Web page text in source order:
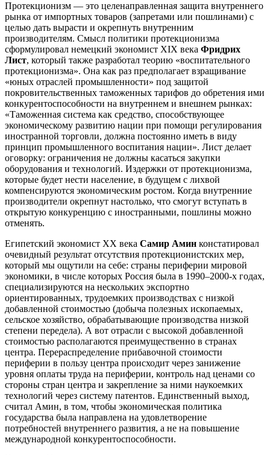
Протекционизм — это целенаправленная защита внутреннего
рынка от импортных товаров (запретами или пошлинами) с
целью дать вырасти и окрепнуть внутренним
производителям. Смысл политики протекционизма
сформулировал немецкий экономист XIX века Фридрих
Лист, который также разработал теорию «воспитательного
протекционизма». Она как раз предполагает взращивание
«юных отраслей промышленности» под защитой
покровительственных таможенных тарифов до обретения ими
конкурентоспособности на внутреннем и внешнем рынках:
«Таможенная система как средство, способствующее
экономическому развитию нации при помощи регулирования
иностранной торговли, должна постоянно иметь в виду
принцип промышленного воспитания нации». Лист делает
оговорку: ограничения не должны касаться закупки
оборудования и технологий. Издержки от протекционизма,
которые будет нести население, в будущем с лихвой
компенсируются экономическим ростом. Когда внутренние
производители окрепнут настолько, что смогут вступать в
открытую конкуренцию с иностранными, пошлины можно
отменять.
Египетский экономист XX века Самир Амин констатировал
очевидный результат отсутствия протекционистских мер,
который мы ощутили на себе: страны периферии мировой
экономики, в числе которых Россия была в 1990–2000-х годах,
специализируются на нескольких экспортно
ориентированных, трудоемких производствах с низкой
добавленной стоимостью (добыча полезных ископаемых,
сельское хозяйство, обрабатывающие производства низкой
степени передела). А вот отрасли с высокой добавленной
стоимостью располагаются преимущественно в странах
центра. Перераспределение прибавочной стоимости
периферии в пользу центра происходит через занижение
уровня оплаты труда на периферии, контроль над ценами со
стороны стран центра и закрепление за ними наукоемких
технологий через систему патентов. Единственный выход,
считал Амин, в том, чтобы экономическая политика
государства была направлена на удовлетворение
потребностей внутреннего развития, а не на повышение
международной конкурентоспособности.